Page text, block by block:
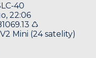
40
22:06
♺
Mini (24 satelity)